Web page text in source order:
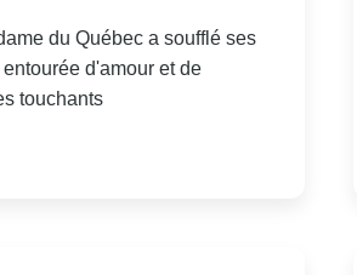
du Québec a soufflé ses
d'amour et de
touchants